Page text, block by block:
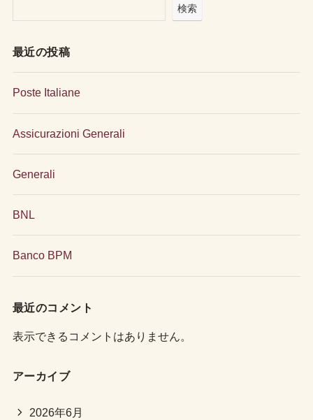
検索
最近の投稿
Poste Italiane
Assicurazioni Generali
Generali
BNL
Banco BPM
最近のコメント
表示できるコメントはありません。
アーカイブ
2026年6月